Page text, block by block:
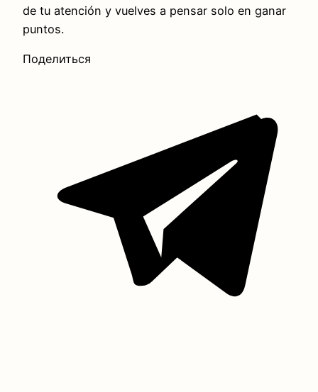
de tu atención y vuelves a pensar solo en ganar
puntos.
Поделиться